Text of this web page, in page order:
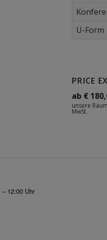
U-Form
PRICE
ab €
unsere
MwSt.
12:00 Uhr